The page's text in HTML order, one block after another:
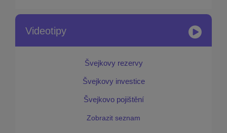
Videotipy
Švejkovy rezervy
Švejkovy investice
Švejkovo pojištění
Zobrazit seznam